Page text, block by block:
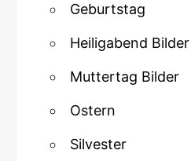
Geburtstag
Heiligabend Bilder
Muttertag Bilder
Ostern
Silvester